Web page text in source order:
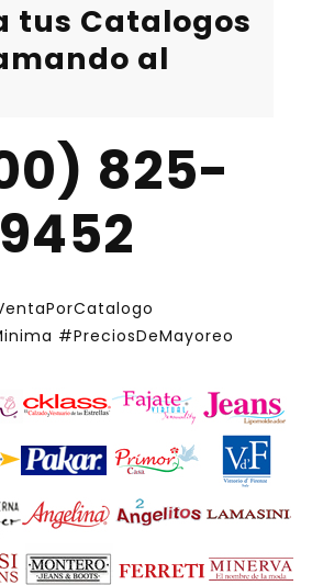
tus Catalogos
al
825-
9452
#PreciosDeMayoreo